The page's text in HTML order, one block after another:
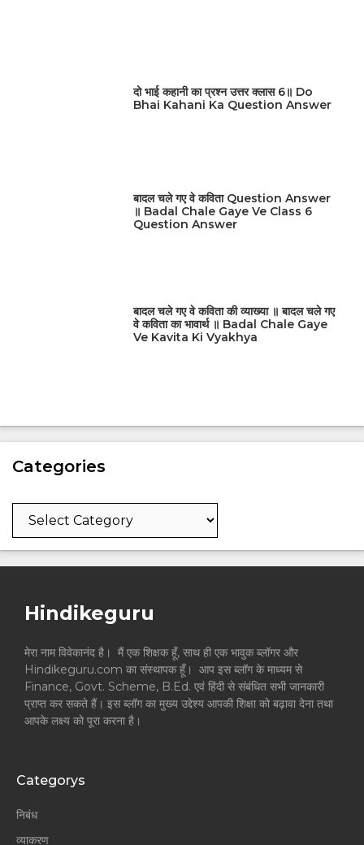
दो भाई कहानी का प्रश्न उत्तर क्लास 6॥ Do
Bhai Kahani Ka Question Answer
बादल चले गए वे कविता Question Answer
॥ Badal Chale Gaye Ve Class 6
Question Answer
बादल चले गए वे कविता की व्याख्या ॥ बादल चले गए
वे कविता का भावार्थ ॥ Badal Chale Gaye
Ve Kavita Ki Vyakhya
Categories
Categories
Hindikeguru
मेरा नाम विवेकानंद है। मैं एक शिक्षक हूँ, साथ ही एक भावुक ब्लॉगर और
Hindikeguru.com का संस्थापक हूँ। आप इस ब्लॉग के माध्यम से
Finance, Govt. Scheme, B.Ed. एवं हिंदी से संबंधित सभी जानकारी
प्राप्त कर सकते हैं। इस ब्लॉग का मुख्य उद्देश्य आपकी शिक्षा को बढ़ावा देना तथा
आपके लक्ष्य को पूरा करना है।
Categorys
निबंध
व्याकरण